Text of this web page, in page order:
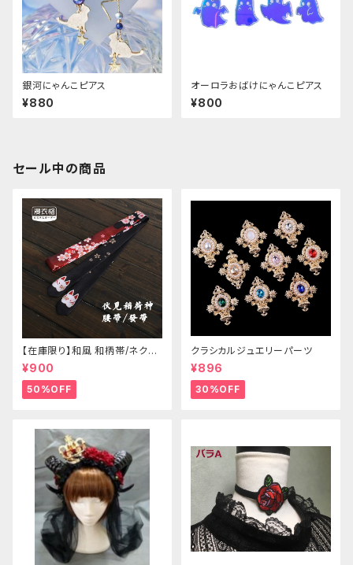
銀河にゃんこピアス
¥880
オーロラおばけにゃんこピアス
¥800
セール中の商品
【在庫限り】和風 和柄帯/ネクタ
イ/リボン（狐面/金魚
¥900
50%OFF
クラシカルジュエリーパーツ
¥896
30%OFF